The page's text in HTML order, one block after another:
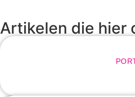
Artikelen die hier